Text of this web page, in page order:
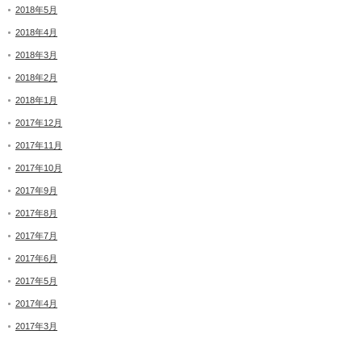
2018年5月
2018年4月
2018年3月
2018年2月
2018年1月
2017年12月
2017年11月
2017年10月
2017年9月
2017年8月
2017年7月
2017年6月
2017年5月
2017年4月
2017年3月